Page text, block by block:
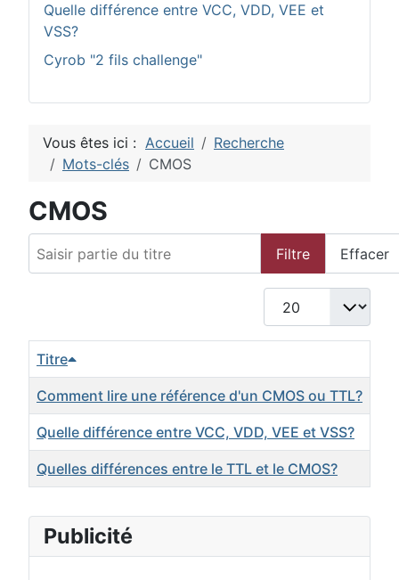
Quelle différence entre VCC, VDD, VEE et
VSS?
Cyrob "2 fils challenge"
Vous êtes ici : Accueil
Recherche
Mots-clés
CMOS
CMOS
Filtre Effacer
Afficher #
Titre
Comment lire une référence d'un CMOS ou TTL?
Quelle différence entre VCC, VDD, VEE et VSS?
Quelles différences entre le TTL et le CMOS?
Publicité